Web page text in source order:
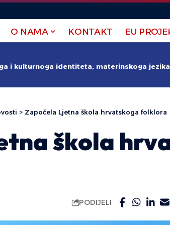
O NAMA KONTAKT EU
i kulturnoga identiteta, materinskoga
> Započela Ljetna škola hrvatskoga folklora
škola
PODIJELI